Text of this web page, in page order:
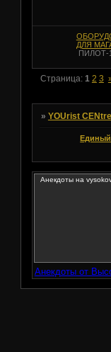
ДЛЯ
ПИЛОТ-1
Страница: 1 2 3
» YOUrist CENtre
Анекдоты от